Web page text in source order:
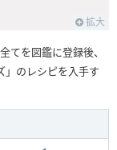
拡大
てを図鑑に登録後、
」のレシピを入手す